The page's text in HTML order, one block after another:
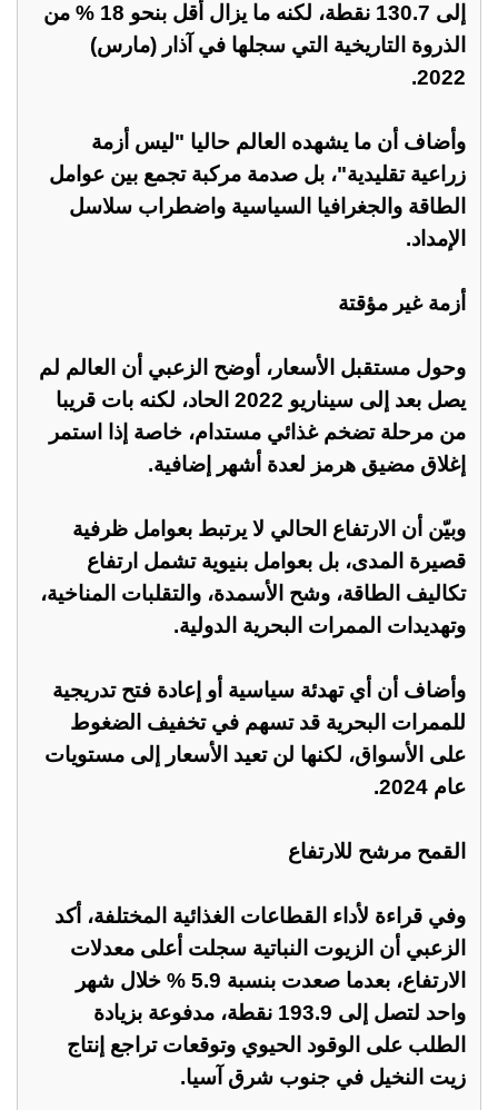
إلى 130.7 نقطة، لكنه ما يزال أقل بنحو 18 % من
الذروة التاريخية التي سجلها في آذار (مارس)
2022.
وأضاف أن ما يشهده العالم حاليا "ليس أزمة
زراعية تقليدية"، بل صدمة مركبة تجمع بين عوامل
الطاقة والجغرافيا السياسية واضطراب سلاسل
الإمداد.
أزمة غير مؤقتة
وحول مستقبل الأسعار، أوضح الزعبي أن العالم لم
يصل بعد إلى سيناريو 2022 الحاد، لكنه بات قريبا
من مرحلة تضخم غذائي مستدام، خاصة إذا استمر
إغلاق مضيق هرمز لعدة أشهر إضافية.
وبيّن أن الارتفاع الحالي لا يرتبط بعوامل ظرفية
قصيرة المدى، بل بعوامل بنيوية تشمل ارتفاع
تكاليف الطاقة، وشح الأسمدة، والتقلبات المناخية،
وتهديدات الممرات البحرية الدولية.
وأضاف أن أي تهدئة سياسية أو إعادة فتح تدريجية
للممرات البحرية قد تسهم في تخفيف الضغوط
على الأسواق، لكنها لن تعيد الأسعار إلى مستويات
عام 2024.
القمح مرشح للارتفاع
وفي قراءة لأداء القطاعات الغذائية المختلفة، أكد
الزعبي أن الزيوت النباتية سجلت أعلى معدلات
الارتفاع، بعدما صعدت بنسبة 5.9 % خلال شهر
واحد لتصل إلى 193.9 نقطة، مدفوعة بزيادة
الطلب على الوقود الحيوي وتوقعات تراجع إنتاج
زيت النخيل في جنوب شرق آسيا.